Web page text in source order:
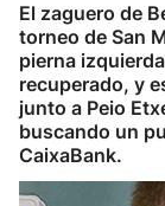
Ciclismo
Herri-kirolak
Balonmano
El zaguero de
torneo de San
pierna
recuperado, y
junto a Peio
buscando un
CaixaBank.